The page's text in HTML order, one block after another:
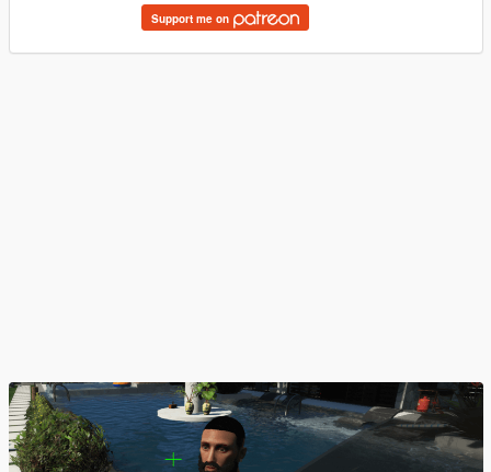
Support me on